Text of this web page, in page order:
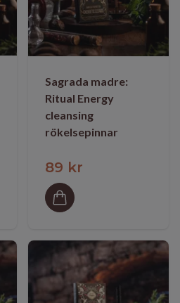
Sagrada madre:
Ritual Energy
cleansing
rökelsepinnar
89 kr